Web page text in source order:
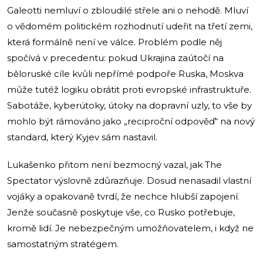
Galeotti nemluví o zbloudilé střele ani o nehodě. Mluví
o vědomém politickém rozhodnutí udeřit na třetí zemi,
která formálně není ve válce. Problém podle něj
spočívá v precedentu: pokud Ukrajina zaútočí na
běloruské cíle kvůli nepřímé podpoře Ruska, Moskva
může tutéž logiku obrátit proti evropské infrastruktuře.
Sabotáže, kyberútoky, útoky na dopravní uzly, to vše by
mohlo být rámováno jako „reciproční odpověď“ na nový
standard, který Kyjev sám nastavil.
Lukašenko přitom není bezmocný vazal, jak The
Spectator výslovně zdůrazňuje. Dosud nenasadil vlastní
vojáky a opakovaně tvrdí, že nechce hlubší zapojení.
Jenže současně poskytuje vše, co Rusko potřebuje,
kromě lidí. Je nebezpečným umožňovatelem, i když ne
samostatným stratégem.